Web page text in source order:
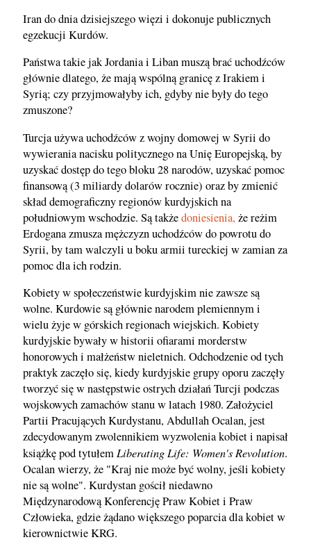
Iran do dnia dzisiejszego więzi i dokonuje publicznych
egzekucji Kurdów.
Państwa takie jak Jordania i Liban muszą brać uchodźców
głównie dlatego, że mają wspólną granicę z Irakiem i
Syrią; czy przyjmowałyby ich, gdyby nie były do tego
zmuszone?
Turcja używa uchodźców z wojny domowej w Syrii do
wywierania nacisku politycznego na Unię Europejską, by
uzyskać dostęp do tego bloku 28 narodów, uzyskać pomoc
finansową (3 miliardy dolarów rocznie) oraz by zmienić
skład demograficzny regionów kurdyjskich na
południowym wschodzie. Są takżedoniesienia, że reżim
Erdogana zmusza mężczyzn uchodźców do powrotu do
Syrii, by tam walczyli u boku armii tureckiej w zamian za
pomoc dla ich rodzin.
Kobiety w społeczeństwie kurdyjskim nie zawsze są
wolne. Kurdowie są głównie narodem plemiennym i
wielu żyje w górskich regionach wiejskich. Kobiety
kurdyjskie bywały w historii ofiarami morderstw
honorowych i małżeństw nieletnich. Odchodzenie od tych
praktyk zaczęło się, kiedy kurdyjskie grupy oporu zaczęły
tworzyć się w następstwie ostrych działań Turcji podczas
wojskowych zamachów stanu w latach 1980. Założyciel
Partii Pracujących Kurdystanu, Abdullah Ocalan, jest
zdecydowanym zwolennikiem wyzwolenia kobiet i napisał
książkę pod tytułem Liberating Life: Women's Revolution.
Ocalan wierzy, że "Kraj nie może być wolny, jeśli kobiety
nie są wolne". Kurdystan gościł niedawno
Międzynarodową Konferencję Praw Kobiet i Praw
Człowieka, gdzie żądano większego poparcia dla kobiet w
kierownictwie KRG.